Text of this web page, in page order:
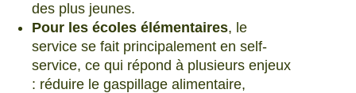
des plus jeunes.
Pour les écoles élémentaires, le
service se fait principalement en self-
service, ce qui répond à plusieurs enjeux
: réduire le gaspillage alimentaire,